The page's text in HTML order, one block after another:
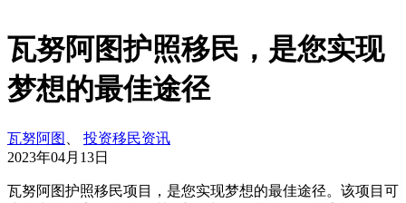
瓦努阿图护照移民，是您实现
梦想的最佳途径
瓦努阿图
投资移民资讯
2023年04月13日
瓦努阿图护照移民项目，是您实现梦想的最佳途径。该项目可